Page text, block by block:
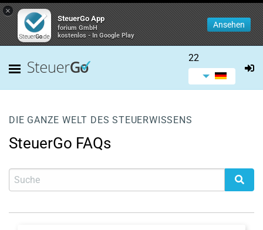
×
SteuerGo App
forium GmbH
kostenlos - In Google Play
Ansehen
22
DIE GANZE WELT DES STEUERWISSENS
SteuerGo FAQs